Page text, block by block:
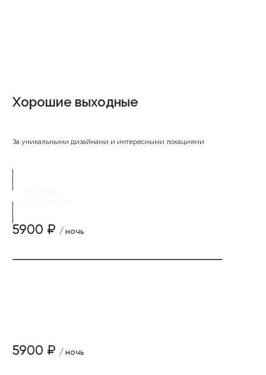
Хорошие выходные
За уникальными дизайнами и интересными локациями
купить
5900 ₽ / ночь
5900 ₽ / ночь